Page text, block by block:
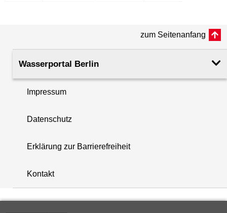
+
−
zum Seitenanfang
Wasserportal Berlin
Impressum
Datenschutz
Erklärung zur Barrierefreiheit
Kontakt